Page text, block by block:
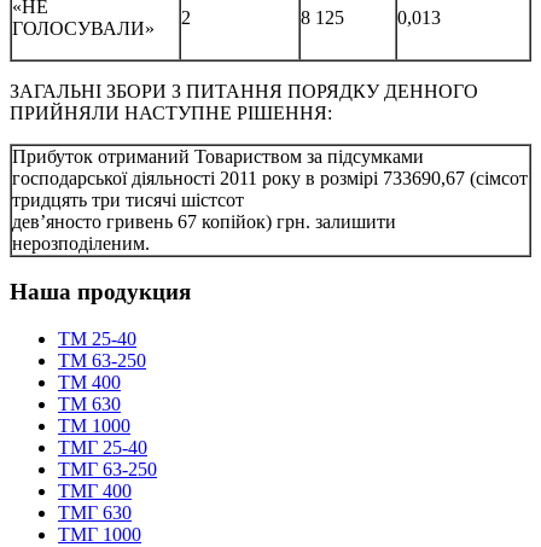
«НЕ
ГОЛОСУВАЛИ»
2 8 125 0,013
ЗАГАЛЬНІ ЗБОРИ З ПИТАННЯ ПОРЯДКУ ДЕННОГО
ПРИЙНЯЛИ НАСТУПНЕ РІШЕННЯ:
Прибуток отриманий Товариством за підсумками
господарської діяльності 2011 року в розмірі 733690,67 (сімсот
тридцять три тисячі шістсот
дев’яносто гривень 67 копійок) грн. залишити
нерозподіленим.
Наша продукция
TM 25-40
TM 63-250
ТМ 400
ТМ 630
ТМ 1000
TMГ 25-40
TMГ 63-250
ТМГ 400
ТМГ 630
ТМГ 1000